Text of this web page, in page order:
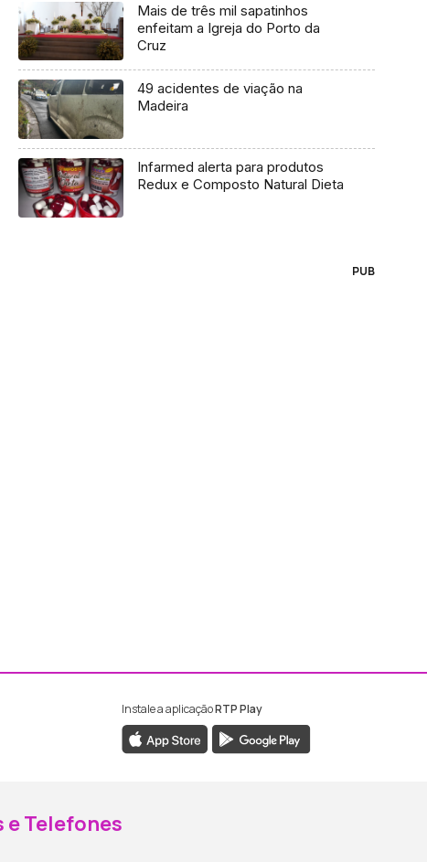
Mais de três mil sapatinhos
enfeitam a Igreja do Porto da
Cruz
49 acidentes de viação na
Madeira
Infarmed alerta para produtos
Redux e Composto Natural Dieta
PUB
da RTP Madeira
da RTP Madeira
Instale a aplicaçãoRTP Play
e Telefones